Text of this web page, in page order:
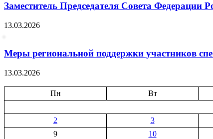
Заместитель Председателя Совета
13.03.2026
Меры региональной поддержки участников
13.03.2026
Пн
Вт
2
3
9
10